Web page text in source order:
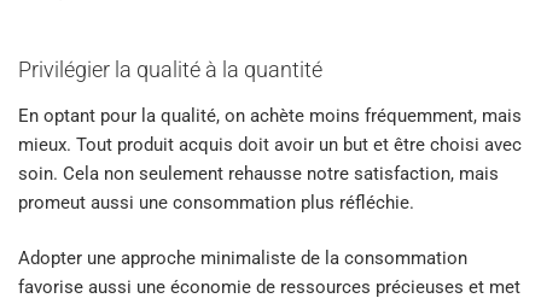
Privilégier la qualité à la quantité
En optant pour la qualité, on achète moins fréquemment, mais
mieux. Tout produit acquis doit avoir un but et être choisi avec
soin. Cela non seulement rehausse notre satisfaction, mais
promeut aussi une consommation plus réfléchie.
Adopter une approche minimaliste de la consommation
favorise aussi une économie de ressources précieuses et met